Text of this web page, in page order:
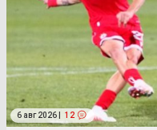
6 авг 2026 | 12